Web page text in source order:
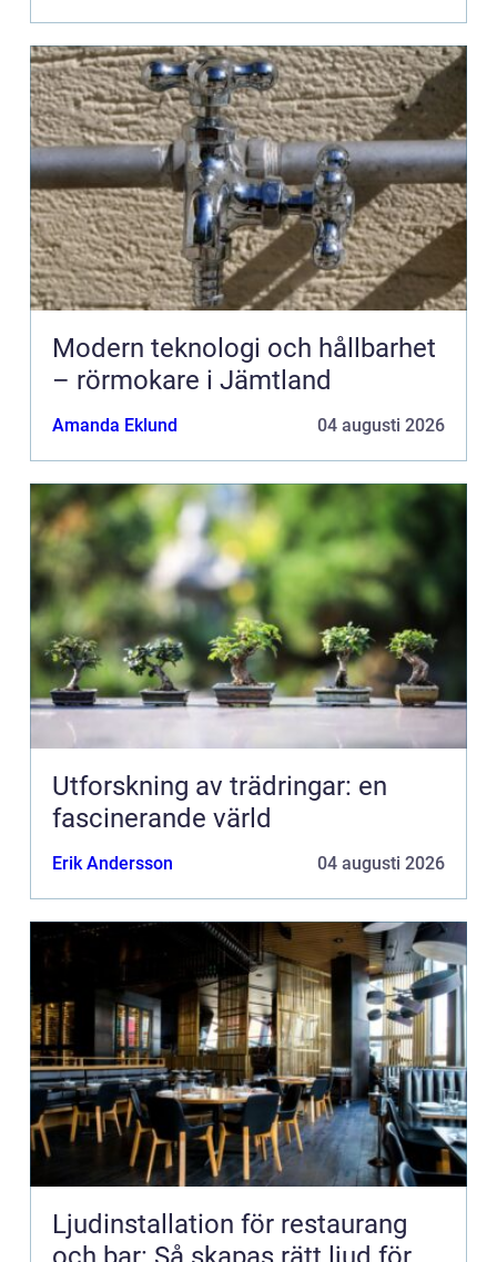
Modern teknologi och hållbarhet
– rörmokare i Jämtland
Amanda Eklund 04 augusti 2026
Utforskning av trädringar: en
fascinerande värld
Erik Andersson 04 augusti 2026
Ljudinstallation för restaurang